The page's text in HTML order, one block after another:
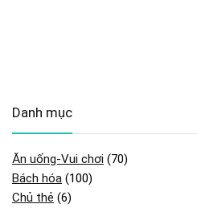
Danh mục
Ăn uống-Vui chơi (70)
Bách hóa (100)
Chủ thẻ (6)